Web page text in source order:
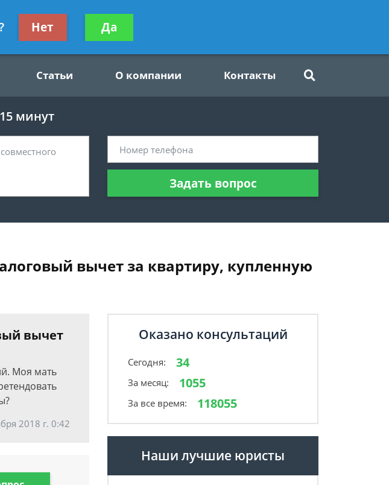
Получите консультацию
бесплатно
Статьи О компании Контакты
минут
Задать вопрос
вычет за квартиру, купленную
вычет
Моя мать
2018 г. 0:42
Оказано консультаций
Сегодня: 34
За месяц: 1055
За все время: 118055
Наши лучшие юристы
Нет Да